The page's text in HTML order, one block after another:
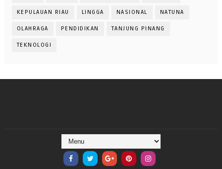
KEPULAUAN RIAU LINGGA NASIONAL NATUNA
OLAHRAGA PENDIDIKAN TANJUNG PINANG
TEKNOLOGI